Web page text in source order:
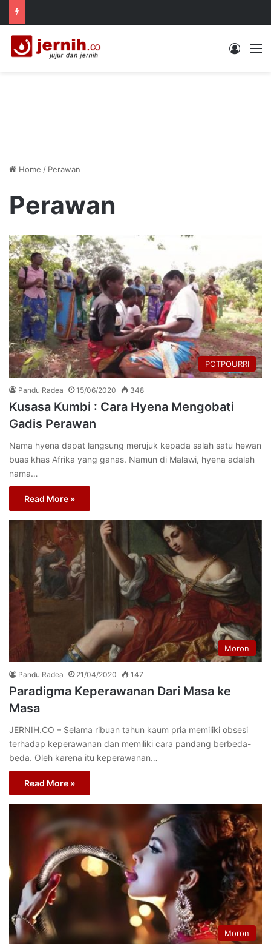
Log In
Home / Perawan
Perawan
POTPOURRI
Pandu Radea 15/06/2020 348
Kusasa Kumbi : Cara Hyena Mengobati
Gadis Perawan
Nama hyena dapat langsung merujuk kepada salah satu hewan
buas khas Afrika yang ganas. Namun di Malawi, hyena adalah
nama…
Read More »
Moron
Pandu Radea 21/04/2020 147
Paradigma Keperawanan Dari Masa ke
Masa
JERNIH.CO – Selama ribuan tahun kaum pria memiliki obsesi
terhadap keperawanan dan memiliki cara pandang berbeda-
beda. Oleh karena itu keperawanan…
Read More »
Moron